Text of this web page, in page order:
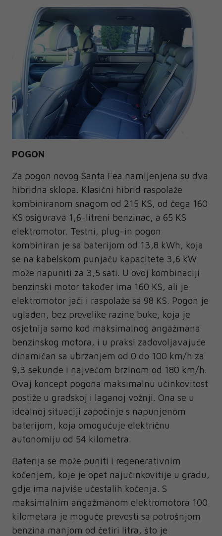
POGON
Za pogon novog Santa Fea namijenjena su dva
hibridna sklopa. Klasični hibrid raspolaže
kombiniranom snagom od 215 KS, od čega 160
KS osigurava 1,6-litreni benzinac, a 65 KS
elektromotor. Testni, plug-in pogon
kombiniran je sa baterijom od 13,8 kWh, koja
se na kabelskom punjaču kapacitete 3,6 kW
može napuniti za 3,5 sati. U ovoj kombinaciji
benzinski motor također ima 160 KS, ali je
elektromotor jači i raspolaže sa 98 KS. Pogon je
uglađen, bez prevelike razine buke, koja je
osjetnija samo kod maksimalnog angažmana
benzinskog motora, i u praksi zadovoljavajuće
dinamičan sa ubrzanjem od 0 do 100 km/h za
9,3 sekunde i najvećom brzinom od 180 km/h.
Ovaj koncept pogona maksimalnu učinkovitost
postiže u gradskoj i laganoj vožnji. Ona se u
idealnoj situaciji započinje s napunjenom
baterijom, koja omogućuje električnu
autonomiju od 54 kilometra.
Baterija se može puniti i regenerativnim
kočenjem, koje je opet najučinkovitije u gradu,
gdje ima najviše učestalih kočenja. S
maksimalnim angažmanom elektromotora 100
kilometara je moguće prevesti sa potrošnjom
benzina manjom od četiri litra, što je